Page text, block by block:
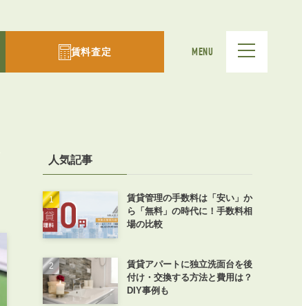
賃料査定 MENU
人気記事
賃貸管理の手数料は「安い」か
ら「無料」の時代に！手数料相
場の比較
賃貸アパートに独立洗面台を後
付け・交換する方法と費用は？
DIY事例も